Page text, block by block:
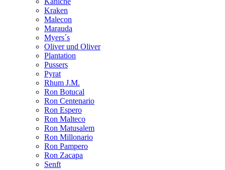
Kraken
Malecon
Marauda
Myers´s
Oliver und Oliver
Plantation
Pussers
Pyrat
Rhum J.M.
Ron Botucal
Ron Centenario
Ron Espero
Ron Malteco
Ron Matusalem
Ron Millonario
Ron Pampero
Ron Zacapa
Senft